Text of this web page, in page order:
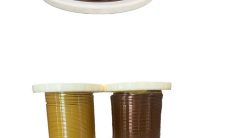
Spectacle de réalité virtuelle
À propos de nous
Visite de l'usine